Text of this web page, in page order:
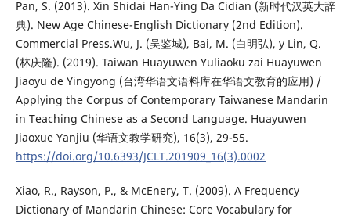
Pan, S. (2013). Xin Shidai Han-Ying Da Cidian (新时代汉英大辞
典). New Age Chinese-English Dictionary (2nd Edition).
Commercial Press.Wu, J. (吴鉴城), Bai, M. (白明弘), y Lin, Q.
(林庆隆). (2019). Taiwan Huayuwen Yuliaoku zai Huayuwen
Jiaoyu de Yingyong (台湾华语文语料库在华语文教育的应用) /
Applying the Corpus of Contemporary Taiwanese Mandarin
in Teaching Chinese as a Second Language. Huayuwen
Jiaoxue Yanjiu (华语文教学研究), 16(3), 29-55.
https://doi.org/10.6393/JCLT.201909_16(3).0002
Xiao, R., Rayson, P., & McEnery, T. (2009). A Frequency
Dictionary of Mandarin Chinese: Core Vocabulary for